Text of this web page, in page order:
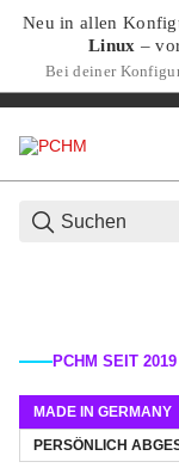
Neu in allen
Linux –
Bei deiner
PCHM SEIT
MADE IN GERMANY
PERSÖNLICH